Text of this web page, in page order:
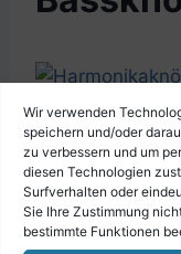
Wir verwenden
speichern und/oder
zu verbessern und um
diesen Technologien
Surfverhalten oder
Sie Ihre Zustimmung
bestimmte Funktionen